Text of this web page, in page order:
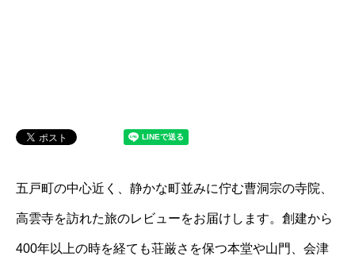
五戸町の中心近く、静かな町並みに佇む曹洞宗の寺院、
高雲寺を訪れた旅のレビューをお届けします。創建から
400年以上の時を経ても荘厳さを保つ本堂や山門、会津